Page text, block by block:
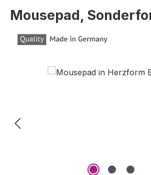
Mousepad,
Bildergalerie überspringen